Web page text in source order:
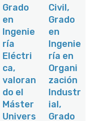
de
certificacio
nes
. Redacción
técnica:Ela
boración de
anteproyec
tos,
proyectos
básicos y
de
ejecución
de
infraestruc
Grado
en
Ingenie
ría
Eléctri
ca,
valoran
do el
Máster
Univers
Civil,
Grado
en
Ingenie
ría en
Organi
zación
Industr
ial,
Grado